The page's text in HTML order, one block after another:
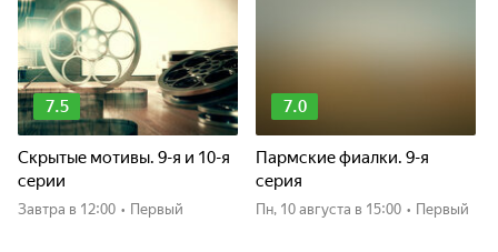
7.5
Скрытые мотивы. 9-я и 10-я
серии
Завтра в 12:00 • Первый
7.0
Пармские фиалки. 9-я
серия
пн, 10 августа в 15:00 • Первый